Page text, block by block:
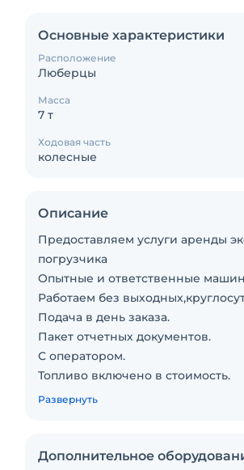
Основные характеристики
Расположение
Люберцы
Масса
7 т
Ходовая часть
колесные
Описание
Предоставляем услуги аренды
погрузчика
Опытные и ответственные
Работаем без
Подача в день заказа.
Пакет отчетных документов.
С оператором.
Топливо включено в стоимость.
Долгосрочная аренда.
Сейчас свободна.
Развернуть
Дополнительное